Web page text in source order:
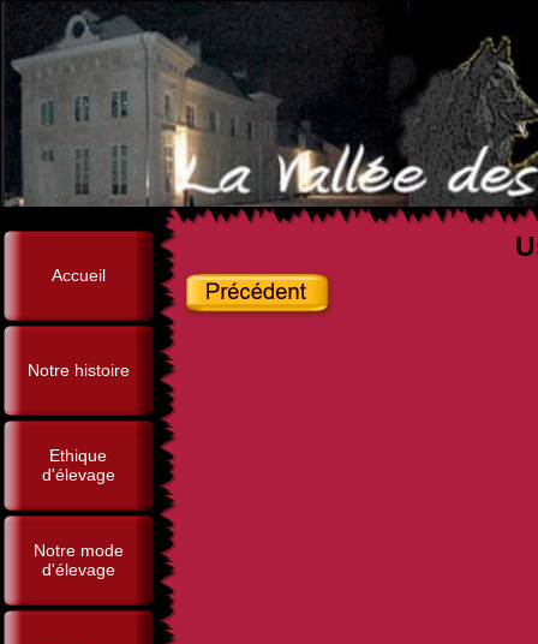
Accueil
Notre histoire
Ethique
d'élevage
Notre mode
d'élevage